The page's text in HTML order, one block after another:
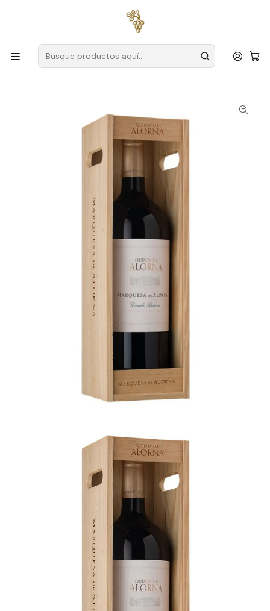
para pedidos superiores a
Productores Tajo
Granja Alorna
Quinta da Alorna Marquesa Grande Reserva Magnum Tejo
Branco 1.5L